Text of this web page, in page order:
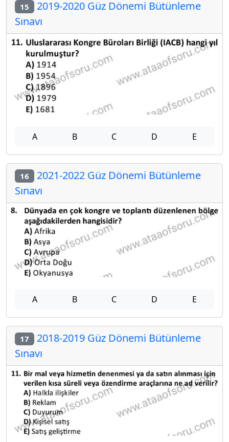
15 2019-2020 Güz Dönemi Bütünleme
Sınavı
A B C D E
16 2021-2022 Güz Dönemi Bütünleme
Sınavı
A B C D E
17 2018-2019 Güz Dönemi Bütünleme
Sınavı